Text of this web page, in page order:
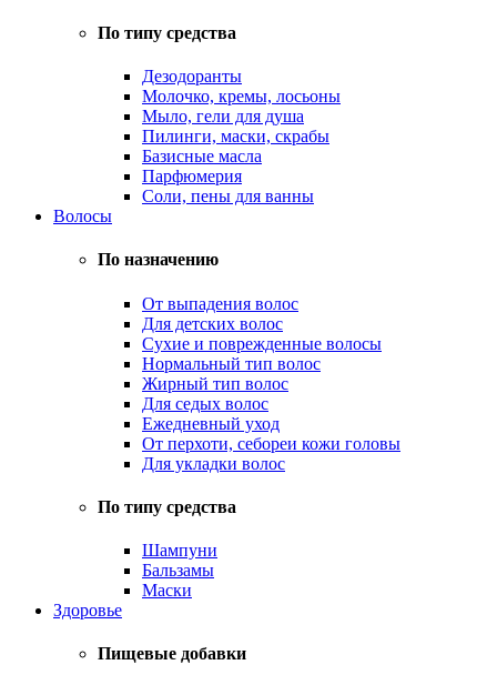
По типу средства
Дезодоранты
Молочко, кремы, лосьоны
Мыло, гели для душа
Пилинги, маски, скрабы
Базисные масла
Парфюмерия
Соли, пены для ванны
Волосы
По назначению
От выпадения волос
Для детских волос
Сухие и поврежденные волосы
Нормальный тип волос
Жирный тип волос
Для седых волос
Ежедневный уход
От перхоти, себореи кожи головы
Для укладки волос
По типу средства
Шампуни
Бальзамы
Маски
Здоровье
Пищевые добавки